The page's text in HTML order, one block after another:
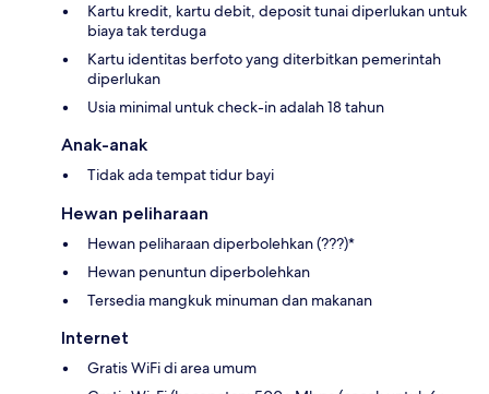
Kartu kredit, kartu debit, deposit tunai diperlukan untuk
biaya tak terduga
Kartu identitas berfoto yang diterbitkan pemerintah
diperlukan
Usia minimal untuk check-in adalah 18 tahun
Anak-anak
Tidak ada tempat tidur bayi
Hewan peliharaan
Hewan peliharaan diperbolehkan (???)*
Hewan penuntun diperbolehkan
Tersedia mangkuk minuman dan makanan
Internet
Gratis WiFi di area umum